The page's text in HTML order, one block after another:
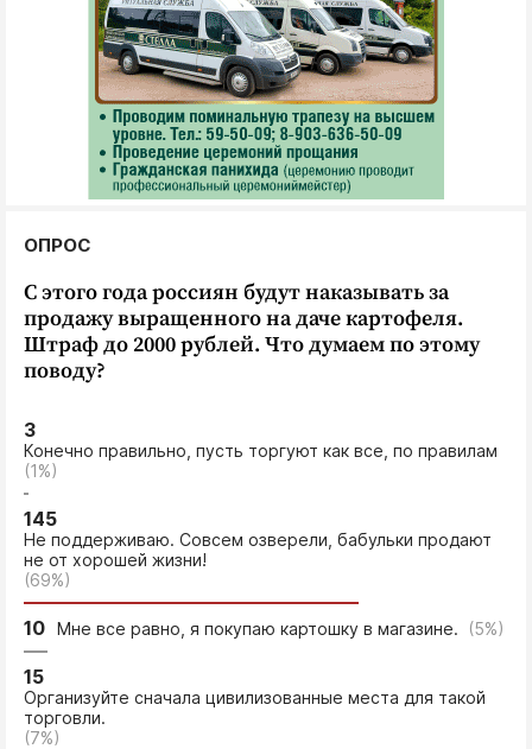
ОПРОС
С этого года россиян будут наказывать за
продажу выращенного на даче картофеля.
Штраф до 2000 рублей. Что думаем по этому
поводу?
3
Конечно правильно, пусть торгуют как все, по правилам
(1%)
145
Не поддерживаю. Совсем озверели, бабульки продают
не от хорошей жизни!
(69%)
10 Мне все равно, я покупаю картошку в магазине. (5%)
15
Организуйте сначала цивилизованные места для такой
торговли.
(7%)